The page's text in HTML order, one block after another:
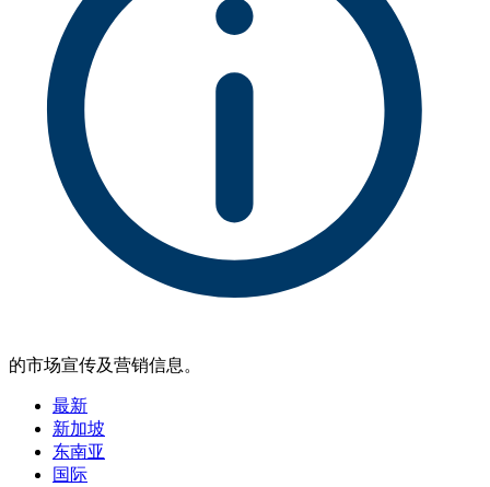
的市场宣传及营销信息。
最新
新加坡
东南亚
国际